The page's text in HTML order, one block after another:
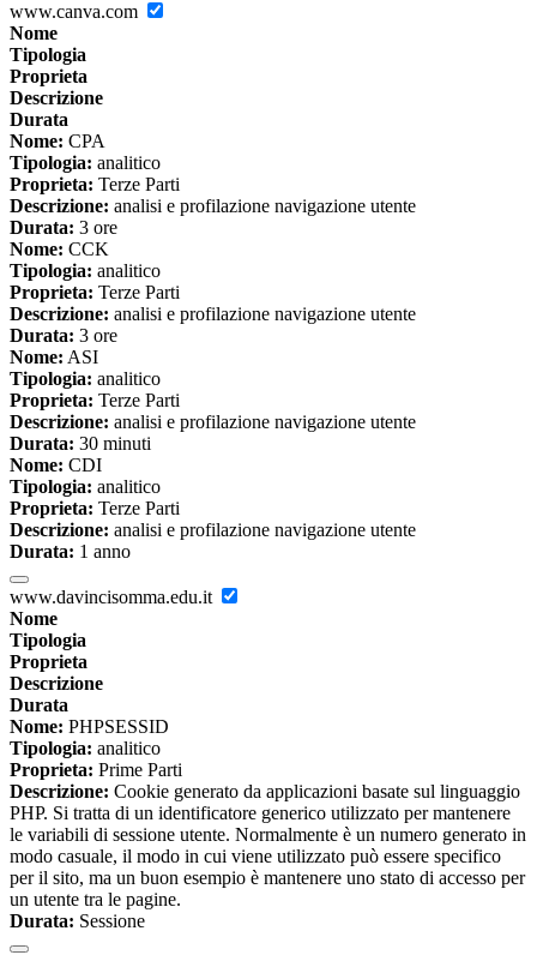
www.canva.com
Nome
Tipologia
Proprieta
Descrizione
Durata
Nome: CPA
Tipologia: analitico
Proprieta: Terze Parti
Descrizione: analisi e profilazione navigazione utente
Durata: 3 ore
Nome: CCK
Tipologia: analitico
Proprieta: Terze Parti
Descrizione: analisi e profilazione navigazione utente
Durata: 3 ore
Nome: ASI
Tipologia: analitico
Proprieta: Terze Parti
Descrizione: analisi e profilazione navigazione utente
Durata: 30 minuti
Nome: CDI
Tipologia: analitico
Proprieta: Terze Parti
Descrizione: analisi e profilazione navigazione utente
Durata: 1 anno
www.davincisomma.edu.it
Nome
Tipologia
Proprieta
Descrizione
Durata
Nome: PHPSESSID
Tipologia: analitico
Proprieta: Prime Parti
Descrizione: Cookie generato da applicazioni basate sul linguaggio
PHP. Si tratta di un identificatore generico utilizzato per mantenere
le variabili di sessione utente. Normalmente è un numero generato in
modo casuale, il modo in cui viene utilizzato può essere specifico
per il sito, ma un buon esempio è mantenere uno stato di accesso per
un utente tra le pagine.
Durata: Sessione